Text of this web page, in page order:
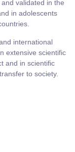
validated in the
in adolescents
international
extensive scientific
and in scientific
to society.